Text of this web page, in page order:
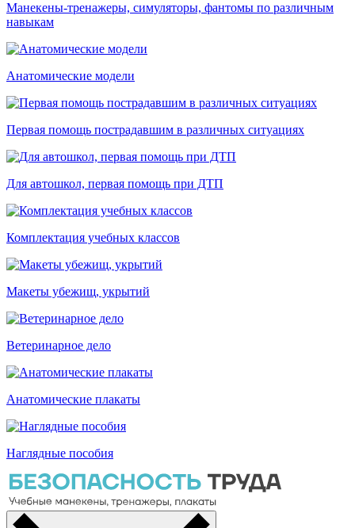
Манекены-тренажеры, симуляторы, фантомы по различным
навыкам
Анатомические модели
Первая помощь пострадавшим в различных ситуациях
Для автошкол, первая помощь при ДТП
Комплектация учебных классов
Макеты убежищ, укрытий
Ветеринарное дело
Анатомические плакаты
Наглядные пособия